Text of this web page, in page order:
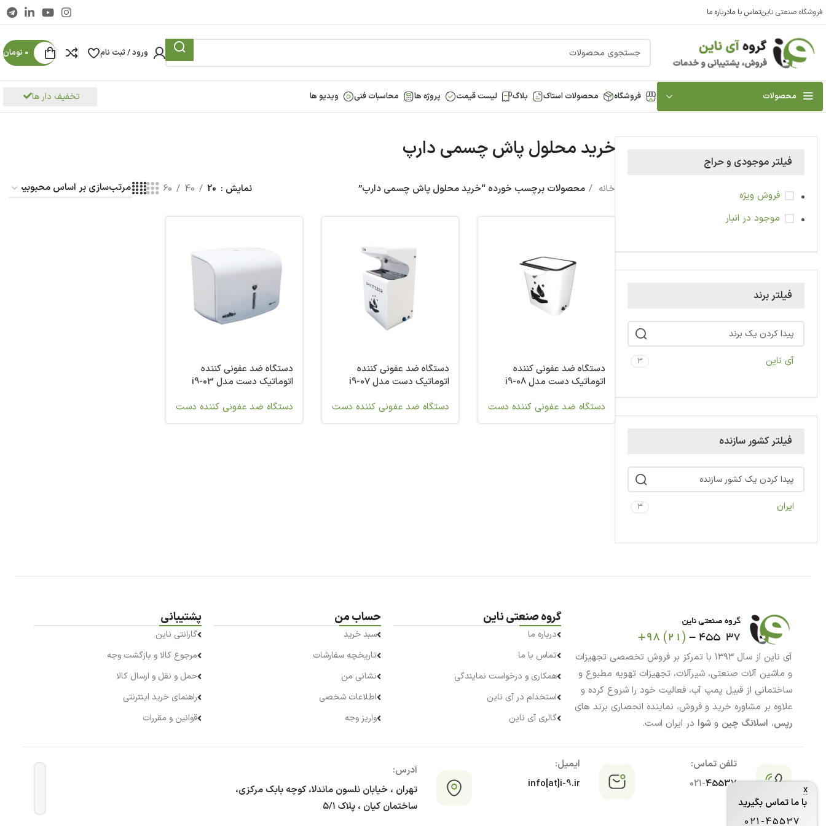
فروشگاه صنعتی ناینتماس با مادرباره ما
ورود / ثبت نام 0 تومان
محصولات فروشگاه محصولات استاک بلاگ لیست قیمت پروژه ها محاسبات فنی ویدیو ها تخفیف دار ها
فیلتر موجودی و حراج
فروش ویژه
موجود در انبار
فیلتر برند
آی ناین 3
فیلتر کشور سازنده
ایران 3
خرید محلول پاش چسمی دارپ
خانه محصولات برچسب خورده “خرید محلول پاش چسمی دارپ” نمایش 20
40
60
دستگاه ضد عفونی کننده
اتوماتیک دست مدل i9-08
دستگاه ضد عفونی کننده دست
دستگاه ضد عفونی کننده
اتوماتیک دست مدل i9-07
دستگاه ضد عفونی کننده دست
دستگاه ضد عفونی کننده
اتوماتیک دست مدل i9-03
دستگاه ضد عفونی کننده دست
آی ناین از سال ۱۳۹۳ با تمرکز بر فروش تخصصی تجهیزات
و ماشین آلات صنعتی، شیرآلات، تجهیزات تهویه مطبوع و
ساختمانی از قبیل پمپ آب، فعالیت خود را شروع کرده و
علاوه بر مشاوره خرید و فروش، نماینده انحصاری برند های
رپس، اسلانگ چین و شوا در ایران است.
گروه صنعتی ناین
درباره ما
تماس با ما
همکاری و درخواست نمایندگی
استخدام در آی ناین
گالری آی ناین
حساب من
سبد خرید
تاریخچه سفارشات
نشانی من
اطلاعات شخصی
واریز وجه
پشتیبانی
گارانتی ناین
مرجوع کالا و بازگشت وجه
حمل و نقل و ارسال کالا
راهنمای خرید اینترنتی
قوانین و مقررات
تلفن تماس:
021-45537
ایمیل:
info[at]i-9.ir
آدرس:
تهران ، خیابان نلسون ماندلا، کوچه بابک مرکزی،
ساختمان کیان ، پلاک ۵/۱
x
با ما تماس بگیرید
021-45537